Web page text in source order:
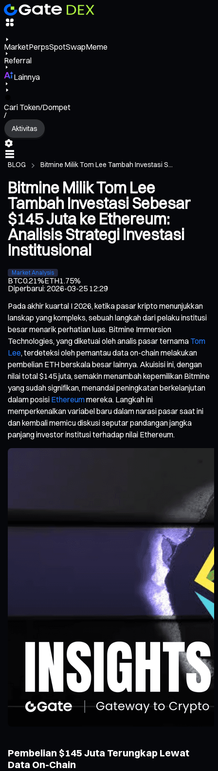
MarketPerpsSpotSwapMeme
Referral
Lainnya
Cari Token/Dompet
/
Aktivitas
BLOG Bitmine Milik Tom Lee Tambah Investasi S...
Bitmine Milik Tom Lee
Tambah Investasi Sebesar
$145 Juta ke Ethereum:
Analisis Strategi Investasi
Institusional
Market Analysis
BTC0.21%ETH1.75%
Diperbarui:2026-03-25 12:29
Pada akhir kuartal I 2026, ketika pasar kripto menunjukkan
lanskap yang kompleks, sebuah langkah dari pelaku institusi
besar menarik perhatian luas. Bitmine Immersion
Technologies, yang diketuai oleh analis pasar ternama Tom
Lee, terdeteksi oleh pemantau data on-chain melakukan
pembelian ETH berskala besar lainnya. Akuisisi ini, dengan
nilai total $145 juta, semakin menambah kepemilikan Bitmine
yang sudah signifikan, menandai peningkatan berkelanjutan
dalam posisi Ethereummereka. Langkah ini
memperkenalkan variabel baru dalam narasi pasar saat ini
dan kembali memicu diskusi seputar pandangan jangka
panjang investor institusi terhadap nilai Ethereum.
Pembelian $145 Juta Terungkap Lewat
Data On-Chain